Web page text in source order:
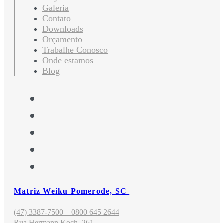
Galeria
Contato
Downloads
Orçamento
Trabalhe Conosco
Onde estamos
Blog
Matriz Weiku Pomerode, SC
(47) 3387-7500 – 0800 645 2644